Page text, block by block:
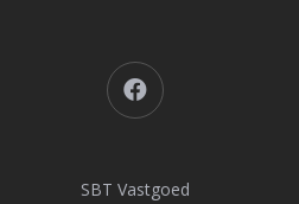
Facebook
SBT Vastgoed